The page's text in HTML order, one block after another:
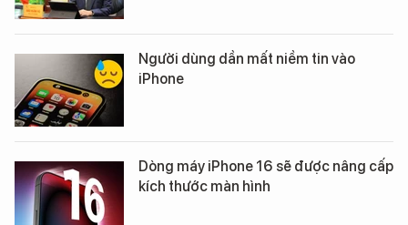
Người dùng dần mất niềm tin vào
iPhone
Dòng máy iPhone 16 sẽ được nâng cấp
kích thước màn hình